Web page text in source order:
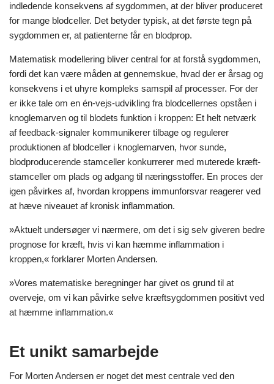
indledende konsekvens af sygdommen, at der bliver produceret
for mange blodceller. Det betyder typisk, at det første tegn på
sygdommen er, at patienterne får en blodprop.
Matematisk modellering bliver central for at forstå sygdommen,
fordi det kan være måden at gennemskue, hvad der er årsag og
konsekvens i et uhyre kompleks samspil af processer. For der
er ikke tale om en én-vejs-udvikling fra blodcellernes opståen i
knoglemarven og til blodets funktion i kroppen: Et helt netværk
af feedback-signaler kommunikerer tilbage og regulerer
produktionen af blodceller i knoglemarven, hvor sunde,
blodproducerende stamceller konkurrerer med muterede kræft-
stamceller om plads og adgang til næringsstoffer. En proces der
igen påvirkes af, hvordan kroppens immunforsvar reagerer ved
at hæve niveauet af kronisk inflammation.
»Aktuelt undersøger vi nærmere, om det i sig selv giveren bedre
prognose for kræft, hvis vi kan hæmme inflammation i
kroppen,« forklarer Morten Andersen.
»Vores matematiske beregninger har givet os grund til at
overveje, om vi kan påvirke selve kræftsygdommen positivt ved
at hæmme inflammation.«
Et unikt samarbejde
For Morten Andersen er noget det mest centrale ved den